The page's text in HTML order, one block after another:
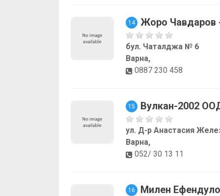
14 Жоро Чавдаров
бул. Чаталджа № 6
Варна,
0887 230 458
15 Вулкан-2002
ул. Д-р Анастасия
Варна,
052/ 30 13 11
16 Милен